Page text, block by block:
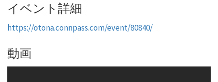
イベント詳細
https://otona.connpass.com/event/80840/
動画